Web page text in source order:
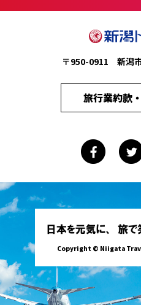
〒950-0911 新潟
旅行業約款
Copyright © Niigata